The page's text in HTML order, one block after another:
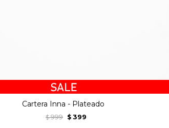
Cartera Inna - Plateado
$ 999 $ 399